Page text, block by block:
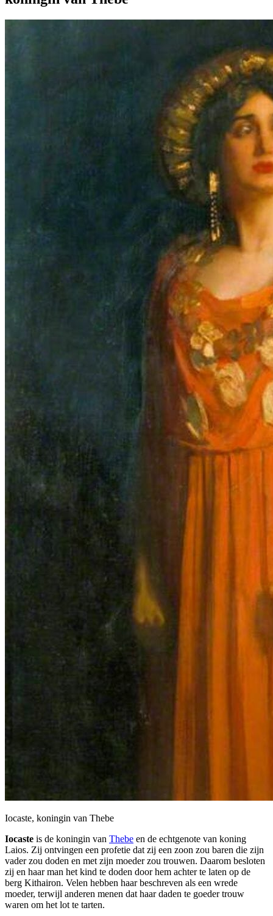
Iocaste, koningin van Thebe
Iocaste is de koningin van Thebe en de echtgenote van koning
Laios. Zij ontvingen een profetie dat zij een zoon zou baren die zijn
vader zou doden en met zijn moeder zou trouwen. Daarom besloten
zij en haar man het kind te doden door hem achter te laten op de
berg Kithairon. Velen hebben haar beschreven als een wrede
moeder, terwijl anderen menen dat haar daden te goeder trouw
waren om het lot te tarten.